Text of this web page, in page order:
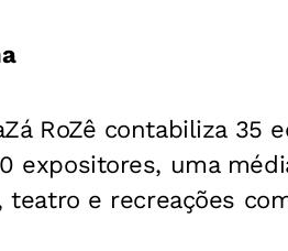
RoZê contabiliza 35
expositores, uma
teatro e recreações